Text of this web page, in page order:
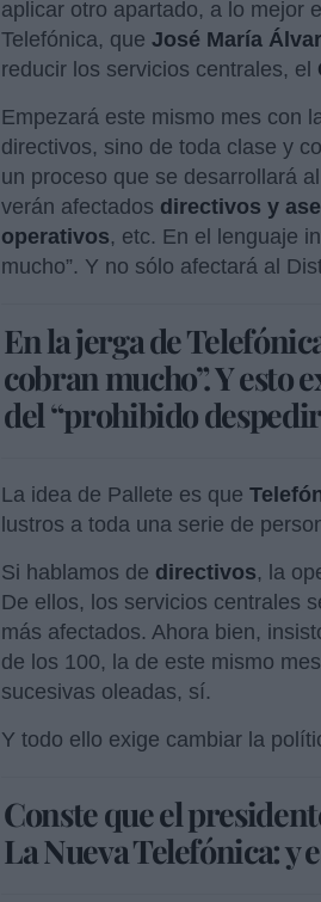
aplicar otro apartado, a lo mejor
Telefónica, que José María
reducir los servicios centrales, el
Empezará este mismo mes con
directivos, sino de toda clase y
un proceso que se desarrollará
verán afectados directivos y
operativos, etc. En el lenguaje
mucho”. Y no sólo afectará al
En la jerga de
cobran mucho”. Y esto
del “prohibido
La idea de Pallete es que
lustros a toda una serie de
Si hablamos de directivos, la
De ellos, los servicios centrales
más afectados. Ahora bien,
de los 100, la de este mismo
sucesivas oleadas, sí.
Y todo ello exige cambiar la
Conste que el
La Nueva Telefónica: y